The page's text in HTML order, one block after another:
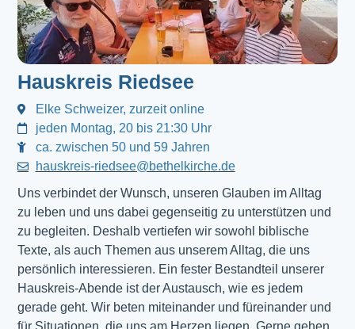
Hauskreis Riedsee
Elke Schweizer, zurzeit online
jeden Montag, 20 bis 21:30 Uhr
ca. zwischen 50 und 59 Jahren
hauskreis-riedsee@bethelkirche.de
Uns verbindet der Wunsch, unseren Glauben im Alltag
zu leben und uns dabei gegenseitig zu unterstützen und
zu begleiten. Deshalb vertiefen wir sowohl biblische
Texte, als auch Themen aus unserem Alltag, die uns
persönlich interessieren. Ein fester Bestandteil unserer
Hauskreis-Abende ist der Austausch, wie es jedem
gerade geht. Wir beten miteinander und füreinander und
für Situationen, die uns am Herzen liegen. Gerne gehen